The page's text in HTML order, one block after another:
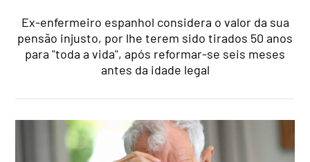
Ex-enfermeiro espanhol considera o valor da sua
pensão injusto, por lhe terem sido tirados 50 anos
para "toda a vida", após reformar-se seis meses
antes da idade legal